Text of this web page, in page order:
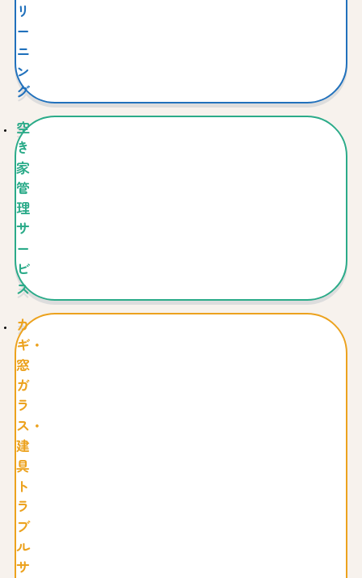
リ
ー
ニ
ン
グ
空
き
家
管
理
サ
ー
ビ
ス
カ
ギ・
窓
ガ
ラ
ス・
建
具
ト
ラ
ブ
ル
サ